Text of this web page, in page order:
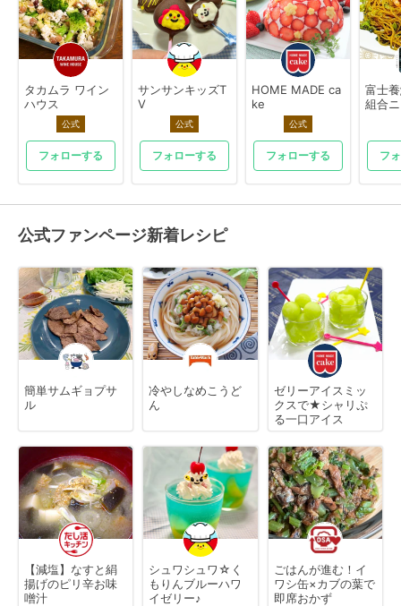
タカムラ ワイン
ハウス
公式
フォローする
サンサンキッズT
V
公式
フォローする
HOME MADE ca
ke
公式
フォローする
富士
組合
フ
公式ファンページ新着レシピ
簡単サムギョプサ
ル
冷やしなめこうど
ん
ゼリーアイスミッ
クスで★シャリぷ
る一口アイス
【減塩】なすと絹
揚げのピリ辛お味
噌汁
シュワシュワ☆く
もりんブルーハワ
イゼリー♪
ごはんが進む！イ
ワシ缶×カブの葉で
即席おかず